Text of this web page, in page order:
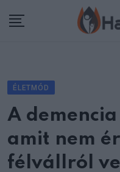
ÉLETMÓD
A
amit nem
félvállról